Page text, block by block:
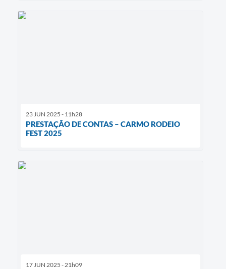
23 JUN 2025 - 11h28
PRESTAÇÃO DE CONTAS – CARMO RODEIO
FEST 2025
17 JUN 2025 - 21h09